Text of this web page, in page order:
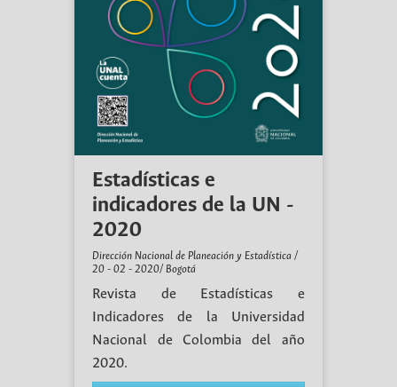
Estadísticas e
indicadores de la UN -
2020
Dirección Nacional de Planeación y Estadística /
20 - 02 - 2020/ Bogotá
Revista de Estadísticas e
Indicadores de la Universidad
Nacional de Colombia del año
2020.